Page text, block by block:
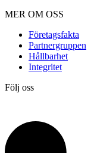
MER OM OSS
Företagsfakta
Partnergruppen
Hållbarhet
Integritet
Följ oss